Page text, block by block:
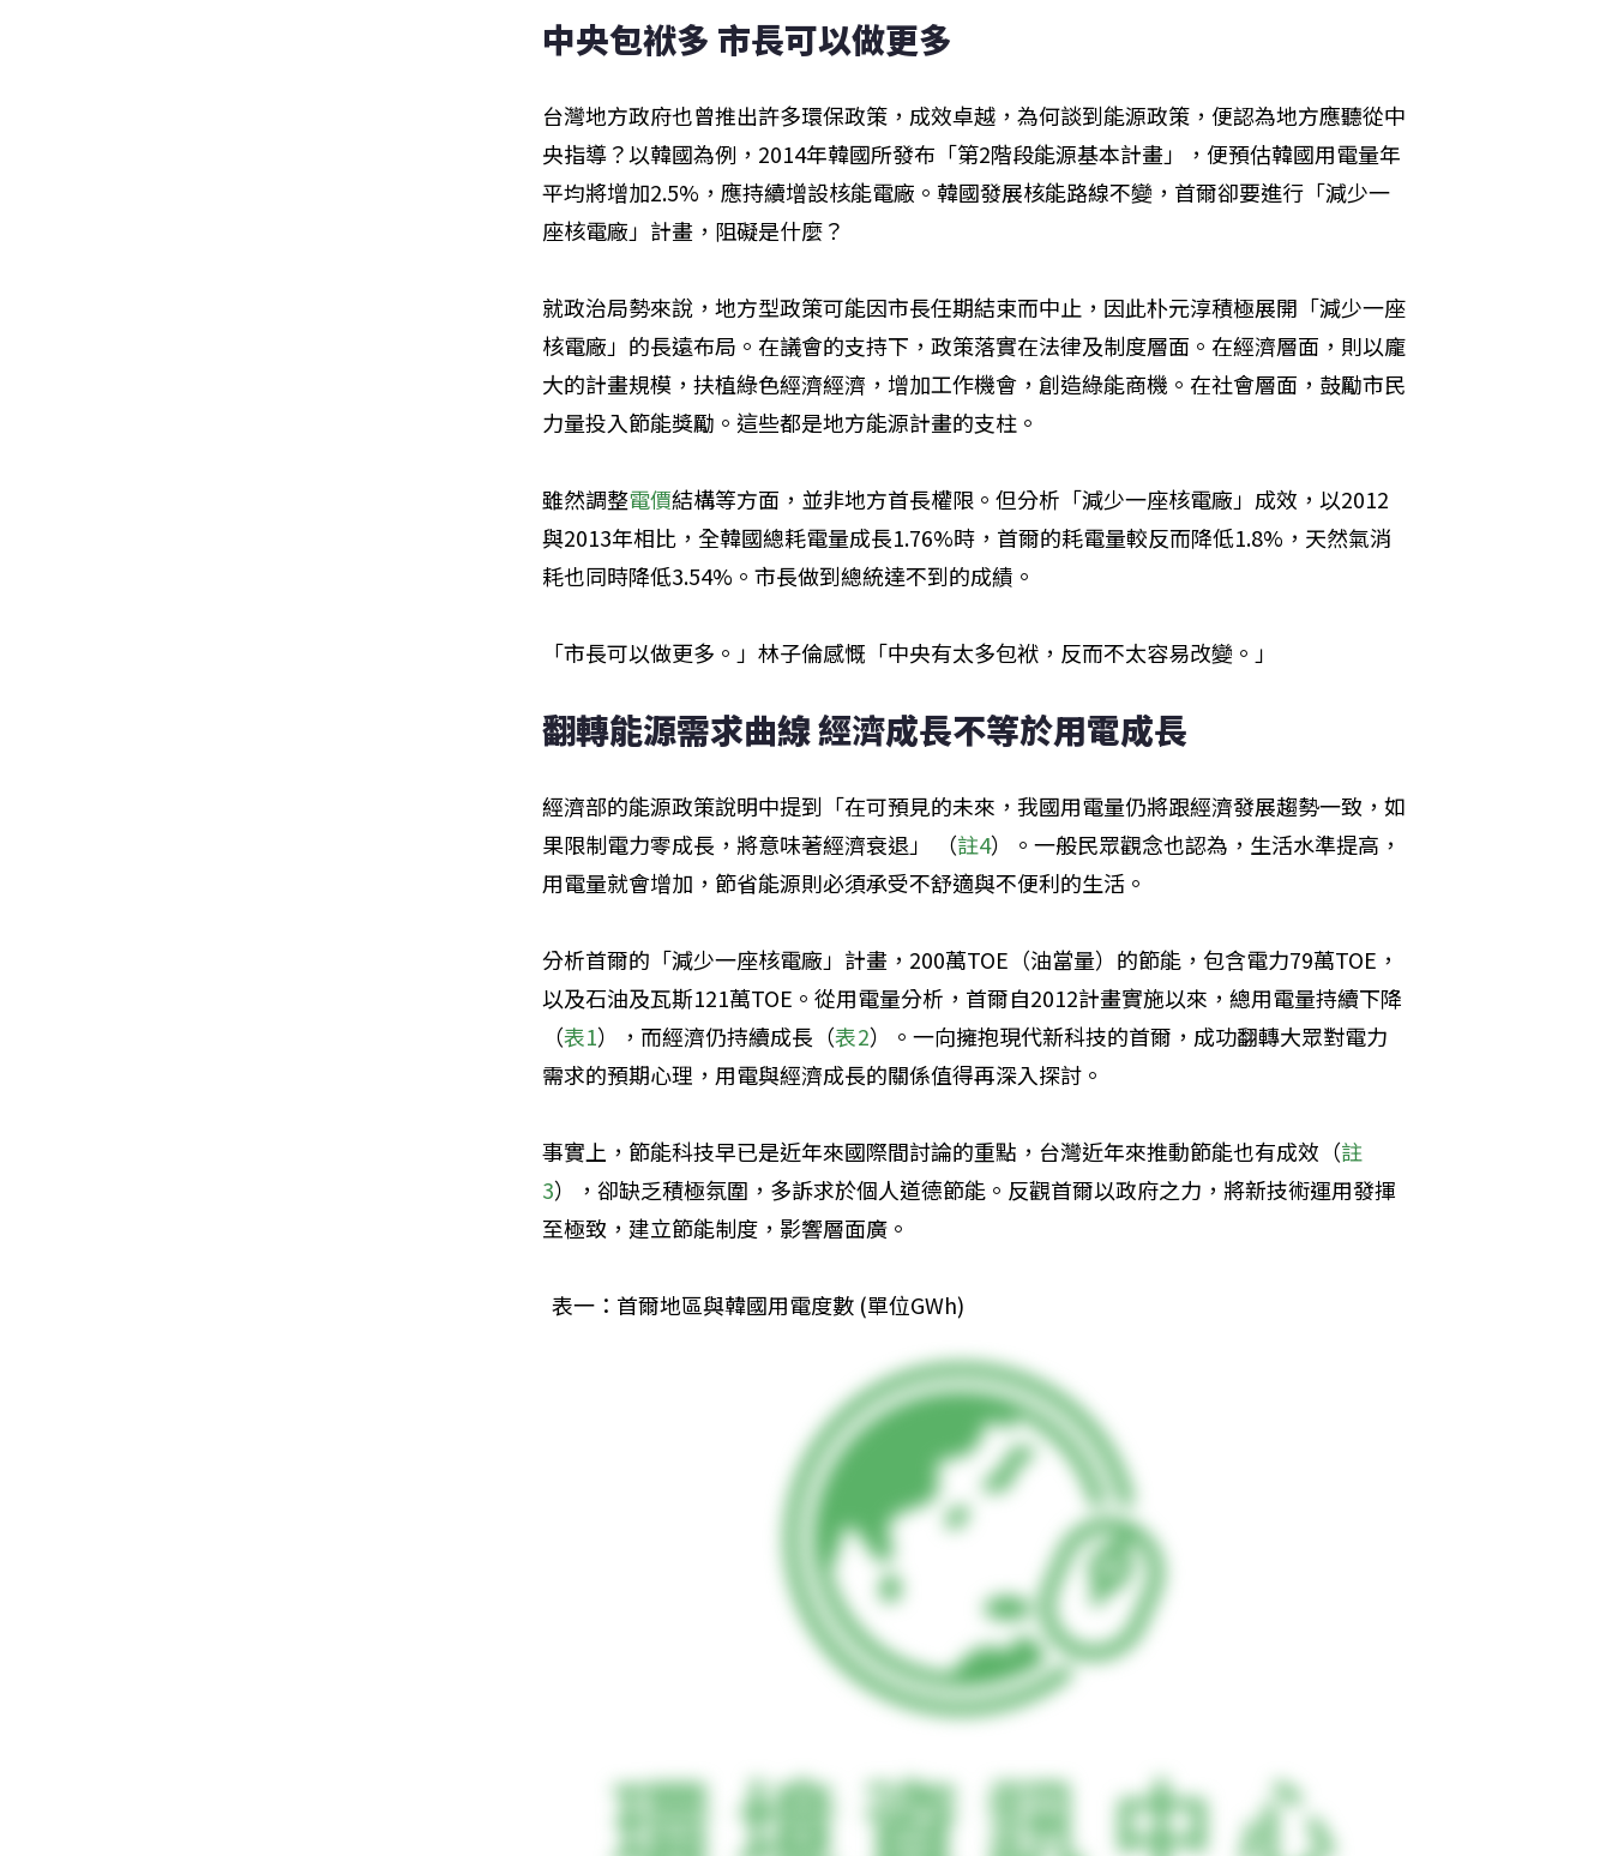
中央包袱多 市長可以做更多
台灣地方政府也曾推出許多環保政策，成效卓越，為何談到能源政策，便認為地方應聽從中
央指導？以韓國為例，2014年韓國所發布「第2階段能源基本計畫」，便預估韓國用電量年
平均將增加2.5%，應持續增設核能電廠。韓國發展核能路線不變，首爾卻要進行「減少一
座核電廠」計畫，阻礙是什麼？
就政治局勢來說，地方型政策可能因市長任期結束而中止，因此朴元淳積極展開「減少一座
核電廠」的長遠布局。在議會的支持下，政策落實在法律及制度層面。在經濟層面，則以龐
大的計畫規模，扶植綠色經濟經濟，增加工作機會，創造綠能商機。在社會層面，鼓勵市民
力量投入節能獎勵。這些都是地方能源計畫的支柱。
雖然調整電價結構等方面，並非地方首長權限。但分析「減少一座核電廠」成效，以2012
與2013年相比，全韓國總耗電量成長1.76%時，首爾的耗電量較反而降低1.8%，天然氣消
耗也同時降低3.54%。市長做到總統達不到的成績。
「市長可以做更多。」林子倫感慨「中央有太多包袱，反而不太容易改變。」
翻轉能源需求曲線 經濟成長不等於用電成長
經濟部的能源政策說明中提到「在可預見的未來，我國用電量仍將跟經濟發展趨勢一致，如
果限制電力零成長，將意味著經濟衰退」 （註4）。一般民眾觀念也認為，生活水準提高，
用電量就會增加，節省能源則必須承受不舒適與不便利的生活。
分析首爾的「減少一座核電廠」計畫，200萬TOE（油當量）的節能，包含電力79萬TOE，
以及石油及瓦斯121萬TOE。從用電量分析，首爾自2012計畫實施以來，總用電量持續下降
（表1），而經濟仍持續成長（表2）。一向擁抱現代新科技的首爾，成功翻轉大眾對電力
需求的預期心理，用電與經濟成長的關係值得再深入探討。
事實上，節能科技早已是近年來國際間討論的重點，台灣近年來推動節能也有成效（註
3），卻缺乏積極氛圍，多訴求於個人道德節能。反觀首爾以政府之力，將新技術運用發揮
至極致，建立節能制度，影響層面廣。
表一：首爾地區與韓國用電度數 (單位GWh)